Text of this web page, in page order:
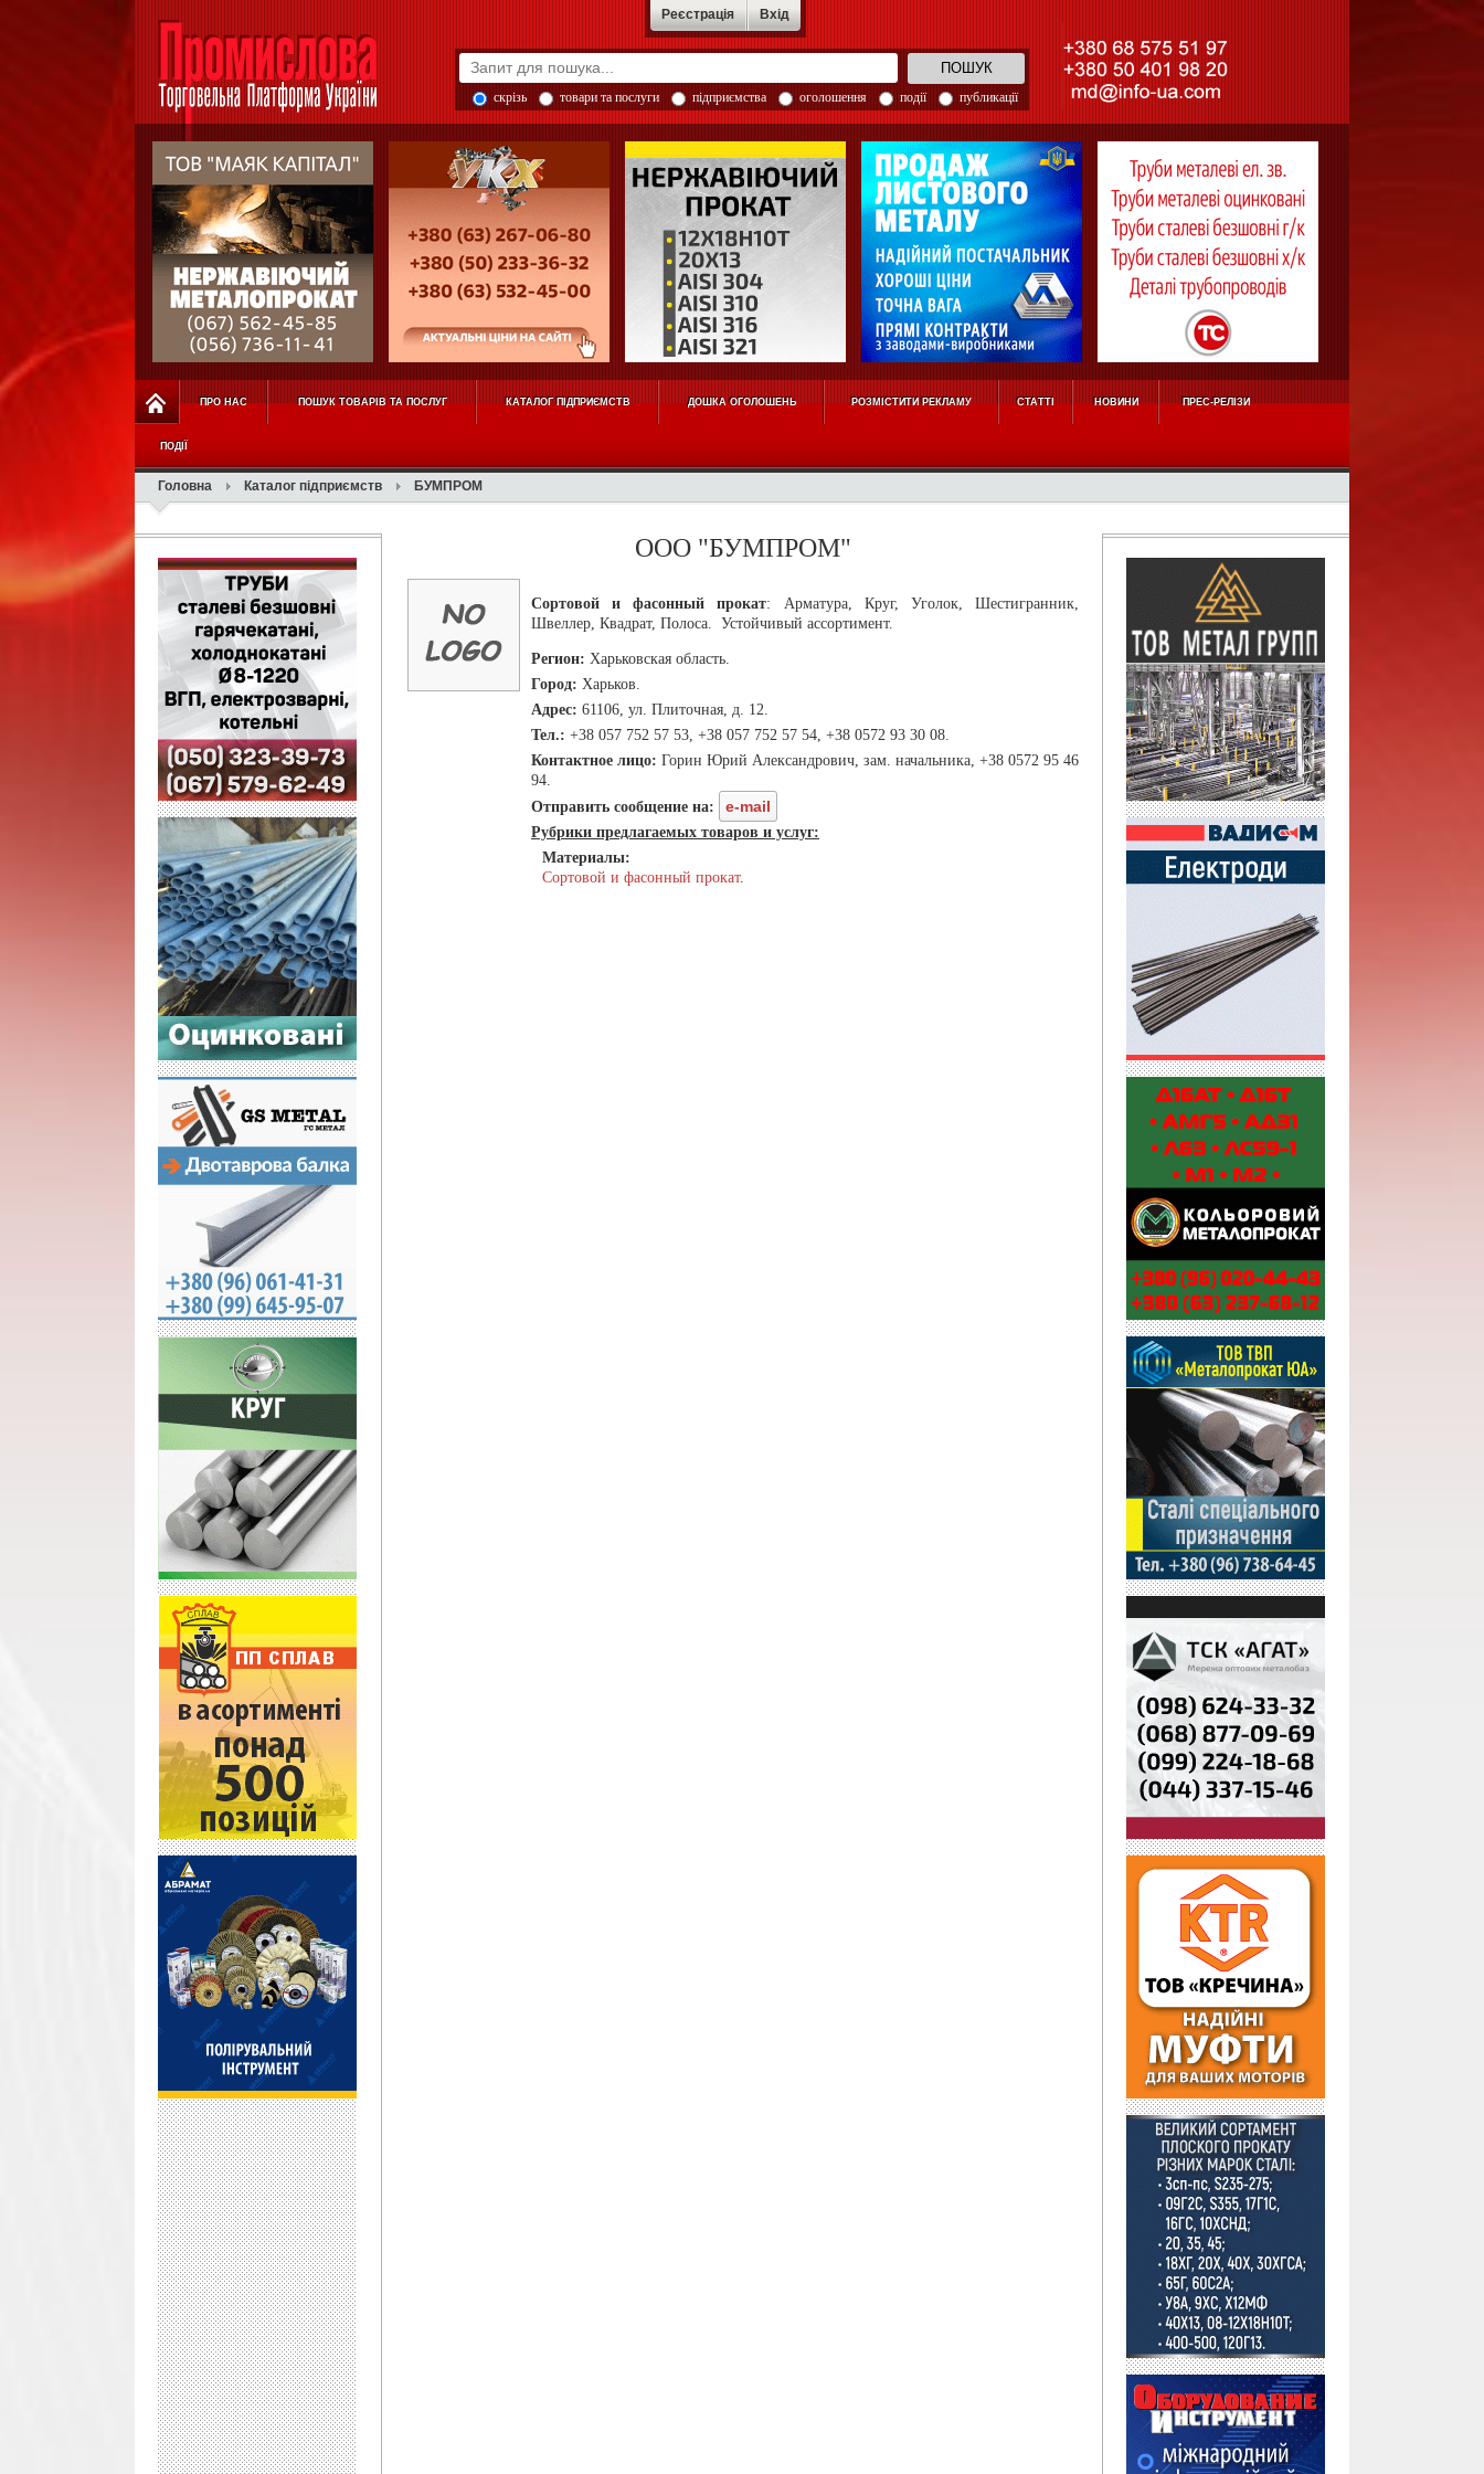
Реєстрація Вхід
скрізь товари та послуги підприємства оголошення події публикації
ПРО НАС ПОШУК ТОВАРІВ ТА ПОСЛУГ КАТАЛОГ ПІДПРИЄМСТВ ДОШКА ОГОЛОШЕНЬ РОЗМІСТИТИ РЕКЛАМУ СТАТТІ НОВИНИ ПРЕС-РЕЛІЗИ
ПОДІЇ
Головна Каталог підприємств БУМПРОМ
ООО "БУМПРОМ"
Сортовой и фасонный прокат: Арматура, Круг, Уголок, Шестигранник,
Швеллер, Квадрат, Полоса. Устойчивый ассортимент.
Регион: Харьковская область.
Город: Харьков.
Адрес: 61106, ул. Плиточная, д. 12.
Тел.: +38 057 752 57 53, +38 057 752 57 54, +38 0572 93 30 08.
Контактное лицо: Горин Юрий Александрович, зам. начальника, +38 0572 95 46
94.
Отправить сообщение на:
e-mail
Рубрики предлагаемых товаров и услуг:
Материалы:
Сортовой и фасонный прокат.